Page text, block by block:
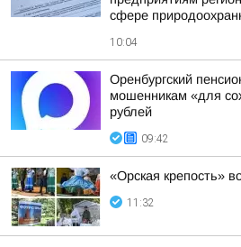
сфере
10:04
Оренбургский
мошенникам «для
рублей
09:42
«Орская крепость»
11:32